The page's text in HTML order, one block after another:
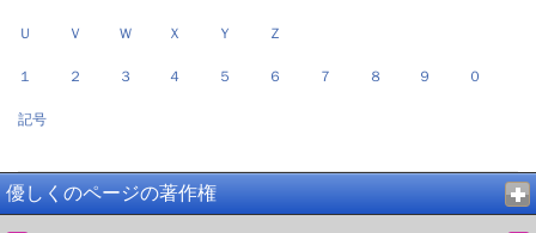
Ｕ Ｖ Ｗ Ｘ Ｙ Ｚ
１ ２ ３ ４ ５ ６ ７ ８ ９ ０
記号
優しくのページの著作権